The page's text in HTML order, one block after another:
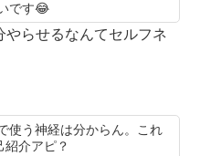
です😂
やらせるなんてセルフネ
使う神経は分からん。これ
介アピ？